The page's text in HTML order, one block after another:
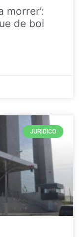
morrer’:
de boi
JURIDICO